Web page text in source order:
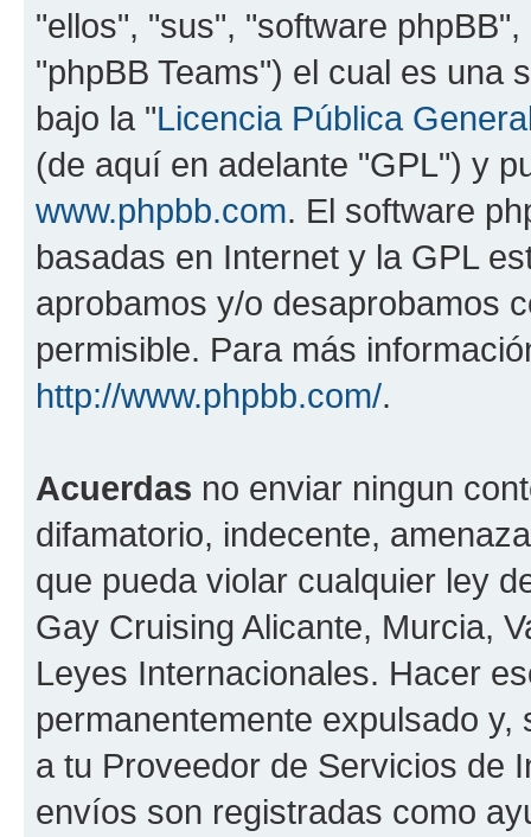
"ellos", "sus", "software
"phpBB Teams") el cual es una
bajo la "Licencia Pública
(de aquí en adelante "GPL") y
www.phpbb.com. El software
basadas en Internet y la GPL
aprobamos y/o desaprobamos
permisible. Para más
http://www.phpbb.com/.
Acuerdas no enviar ningun
difamatorio, indecente,
que pueda violar cualquier ley
Gay Cruising Alicante, Murcia,
Leyes Internacionales. Hacer
permanentemente expulsado
a tu Proveedor de Servicios de
envíos son registradas como